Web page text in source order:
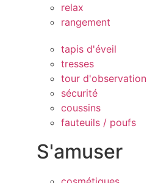
relax
rangement
tapis d'éveil
tresses
tour d'observation
sécurité
coussins
fauteuils / poufs
S'amuser